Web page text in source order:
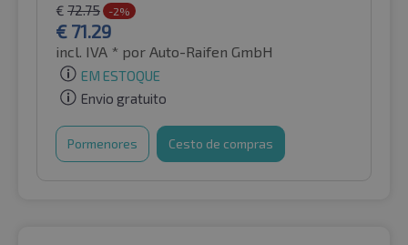
€ 72.75 -2%
€ 71.29
incl. IVA * por Auto-Raifen GmbH
EM ESTOQUE
Envio gratuito
Pormenores Cesto de compras